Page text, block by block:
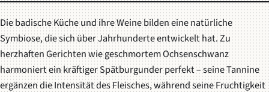
Die badische Küche und ihre Weine bilden eine natürliche
Symbiose, die sich über Jahrhunderte entwickelt hat. Zu
herzhaften Gerichten wie geschmortem Ochsenschwanz
harmoniert ein kräftiger Spätburgunder perfekt – seine Tannine
ergänzen die Intensität des Fleisches, während seine Fruchtigkeit